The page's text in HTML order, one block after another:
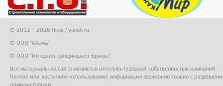
© 2012 – 2026 Янск / yansk.ru
© ООО "Альма"
© ООО "Интернет супермаркет Брянск"
Все материалы на сайте являются интеллектуальной собственностью компаний.
Полное или частичное использование информации возможно только с
администрации.